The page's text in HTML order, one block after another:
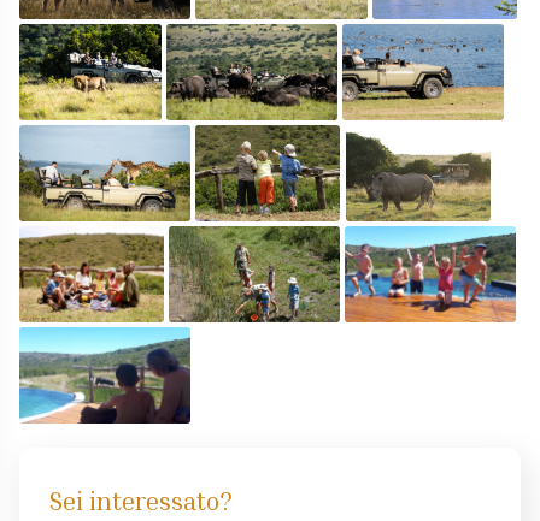
Sei interessato?